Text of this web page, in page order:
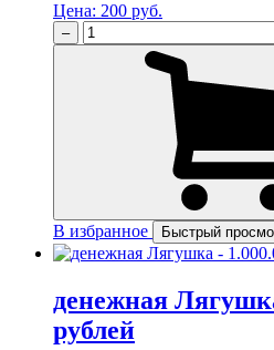
Цена: 200 руб.
–
В избранное Быстрый
денежная
рублей